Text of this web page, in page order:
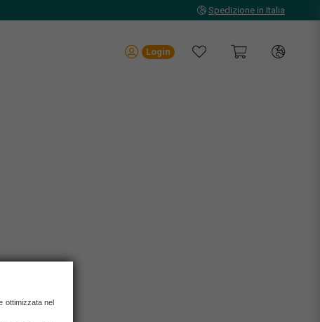
Spedizione in Italia
Login
ottimizzata nel